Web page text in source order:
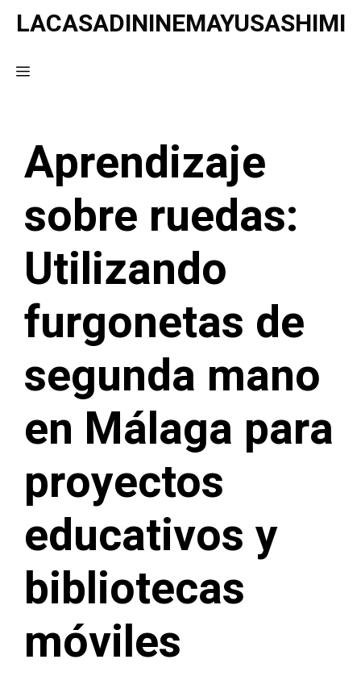
Saltar
contenido
LACASADININEMAYUSASHIMI
Menú
Aprendizaje
sobre ruedas:
Utilizando
furgonetas de
segunda mano
en Málaga para
proyectos
educativos y
bibliotecas
móviles